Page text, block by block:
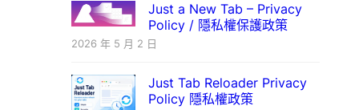
Just a New Tab – Privacy
Policy / 隱私權保護政策
2026 年 5 月 2 日
Just Tab Reloader Privacy
Policy 隱私權政策